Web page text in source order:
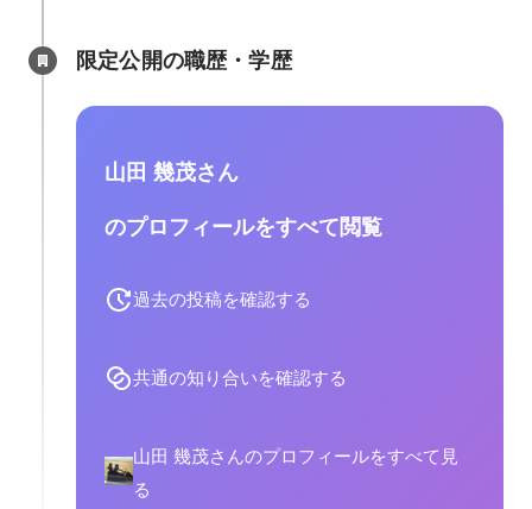
限定公開の職歴・学歴
山田 幾茂さん
のプロフィールをすべて閲覧
過去の投稿を確認する
共通の知り合いを確認する
山田 幾茂さんのプロフィールをすべて見
る